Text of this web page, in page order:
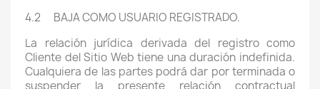
4.2 BAJA COMO USUARIO REGISTRADO.
La relación jurídica derivada del registro como
Cliente del Sitio Web tiene una duración indefinida.
Cualquiera de las partes podrá dar por terminada o
suspender la presente relación contractual